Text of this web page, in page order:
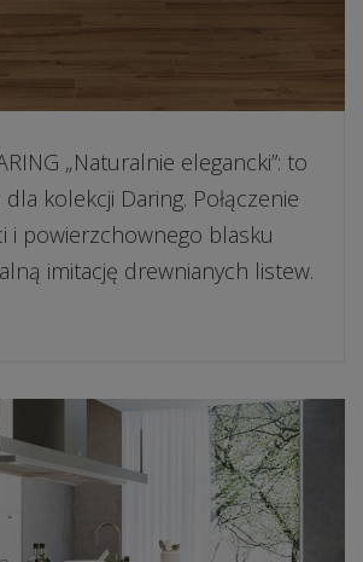
„Naturalnie elegancki”: to
dla kolekcji Daring. Połączenie
i powierzchownego blasku
imitację drewnianych listew.